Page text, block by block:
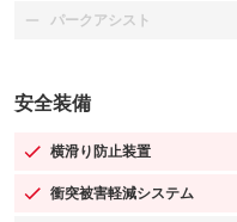
パークアシスト
：装備なし
安全装備
横滑り防止装置
：装備あり
衝突被害軽減システム
：装備あり